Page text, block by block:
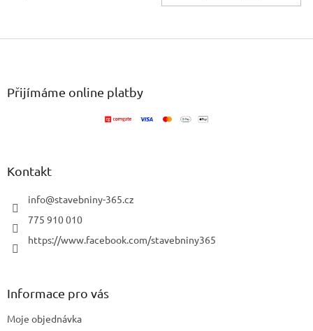
Přijímáme online platby
Kontakt
info@stavebniny-365.cz
775 910 010
https://www.facebook.com/stavebniny365
Informace pro vás
Moje objednávka